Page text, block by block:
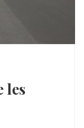
les